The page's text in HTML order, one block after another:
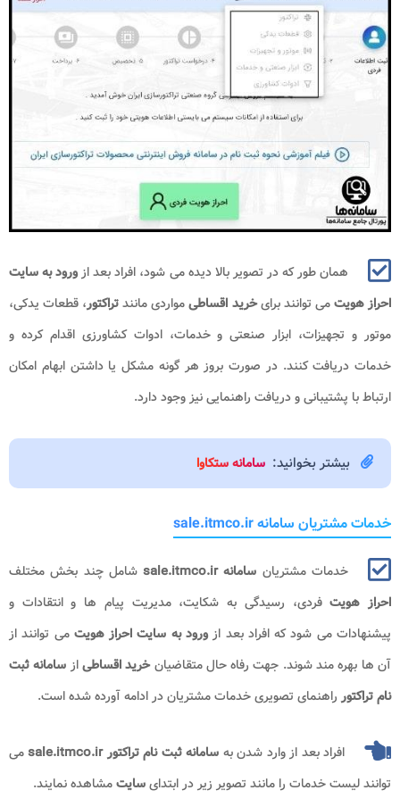
همان طور که در تصویر بالا دیده می شود، افراد بعد ازورود به سایت
احراز هویتمی توانند برایخرید اقساطیمواردی مانندتراکتور، قطعات یدکی،
موتور و تجهیزات، ابزار صنعتی و خدمات، ادوات کشاورزی اقدام کرده و
خدمات دریافت کنند. در صورت بروز هر گونه مشکل یا داشتن ابهام امکان
ارتباط با پشتیبانی و دریافت راهنمایی نیز وجود دارد.
بیشتر بخوانید: سامانه ستکاوا
خدمات مشتریان سامانه sale.itmco.ir
خدمات مشتریان سامانه sale.itmco.ir
شامل چند بخش مختلف
احراز هویتفردی، رسیدگی به شکایت، مدیریت پیام ها و انتقادات و
پیشنهادات می شود که افراد بعد از ورود به سایت احراز هویت می توانند از
آن ها بهره مند شوند. جهت رفاه حال متقاضیانخرید اقساطیاز سامانه ثبت
نام تراکتورراهنمای تصویری خدمات مشتریان در ادامه آورده شده است.
افراد بعد از وارد شدن به سامانه ثبت نام تراکتور sale.itmco.ir
می
توانند لیست خدمات را مانند تصویر زیر در ابتدایسایتمشاهده نمایند.